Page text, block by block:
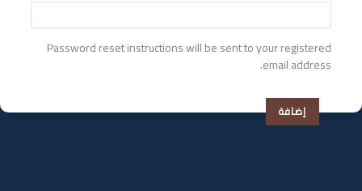
Password reset instructions will be sent to your registered
email address.